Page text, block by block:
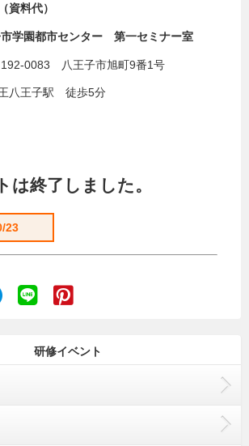
（資料代）
学園都市センター 第一セミナー室
192-0083 八王子市旭町9番1号
八王子駅 徒歩5分
は終了しました。
23
研修イベント